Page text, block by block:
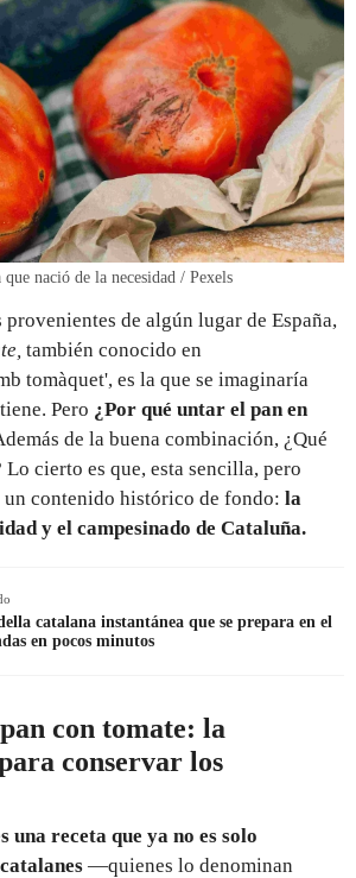
que nació de la necesidad / Pexels
provenientes de algún lugar de España,
también conocido en
tomàquet', es la que se imaginaría
Pero ¿Por qué untar el pan en
de la buena combinación, ¿Qué
cierto es que, esta sencilla, pero
contenido histórico de fondo: la
y el campesinado de Cataluña.
catalana instantánea que se prepara en el
en pocos minutos
con tomate: la
conservar los
una receta que ya no es solo
—quienes lo denominan